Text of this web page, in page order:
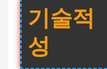
기술적
성